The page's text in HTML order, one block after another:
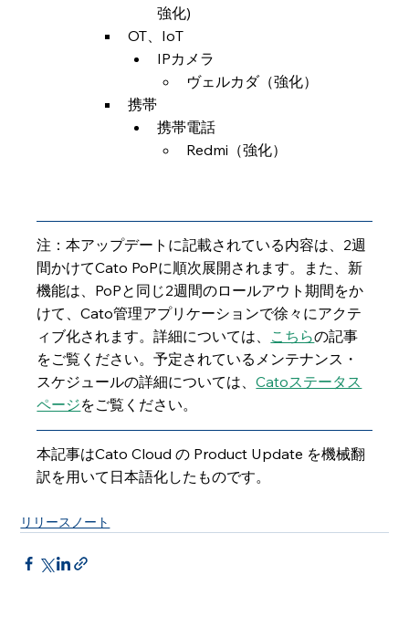
強化)
OT、IoT
IPカメラ
ヴェルカダ（強化）
携帯
携帯電話
Redmi（強化）
注：本アップデートに記載されている内容は、2週
間かけてCato PoPに順次展開されます。また、新
機能は、PoPと同じ2週間のロールアウト期間をか
けて、Cato管理アプリケーションで徐々にアクテ
ィブ化されます。詳細については、 こちらの記事
をご覧ください。予定されているメンテナンス・
スケジュールの詳細については、Catoステータス
ページをご覧ください。
本記事はCato Cloud の Product Update を機械翻
訳を用いて日本語化したものです。
リリースノート